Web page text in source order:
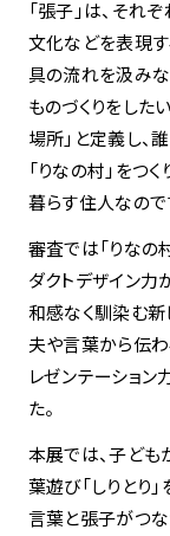
「張子」は、それ
文化などを表現
具の流れを汲み
ものづくりをした
場所」と定義し、
「りなの村」をつ
暮らす住人なので
審査では「りなの
ダクトデザイン力
和感なく馴染む
夫や言葉から伝わ
レゼンテーション
た。
本展では、子ど
葉遊び「しりとり」
言葉と張子がつな